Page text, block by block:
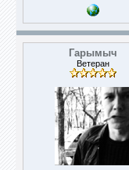
Гарымыч
Ветеран